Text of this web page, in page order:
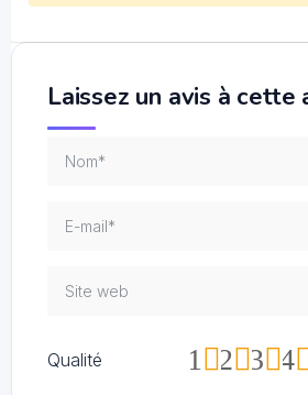
Laissez un avis à cette
Qualité 4
3
2
1